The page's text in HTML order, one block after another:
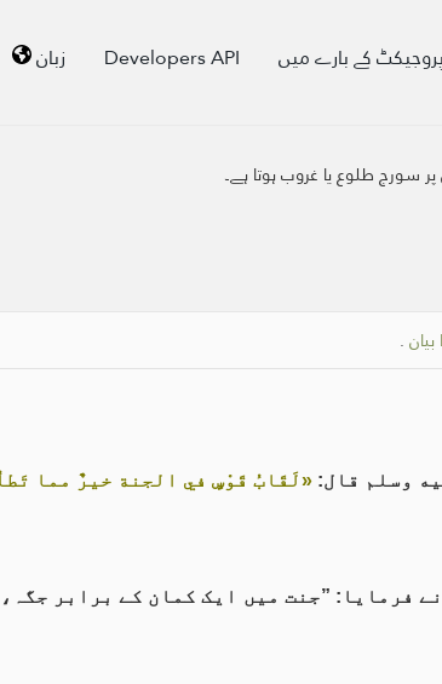
کے بارے میں Developers API زبان
سورج طلوع یا غروب ہوتا ہے۔
.
وسلم قال: «لَقَابُ قَوْسٍ في الجنة خيرٌ مما
فرمایا: ”جنت میں ایک کمان کے برابر